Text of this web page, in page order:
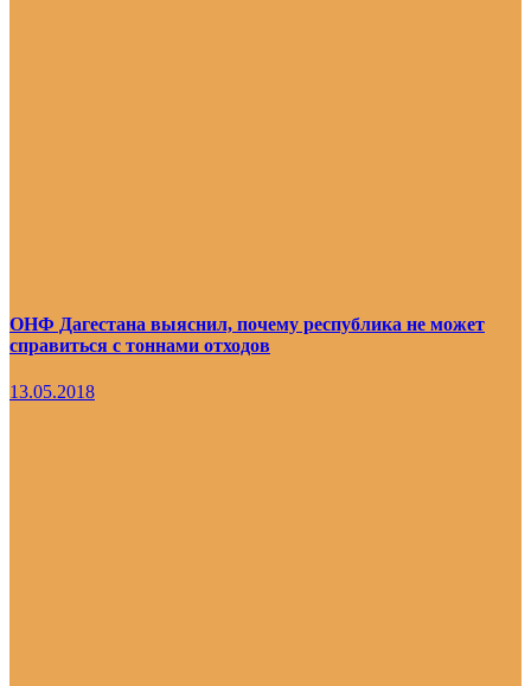
ОНФ Дагестана выяснил, почему республика не может
справиться с тоннами отходов
13.05.2018